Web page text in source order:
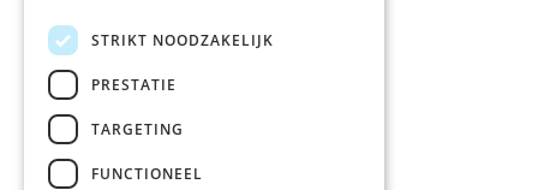
West-Achterhoek
Hetty Top
06 - 22 24 33 93
hetty@hettytop.nl
Netwerkcoördinator
Oost-Achterhoek
Jessica Verboom
STRIKT NOODZAKELIJK
PRESTATIE
TARGETING
FUNCTIONEEL